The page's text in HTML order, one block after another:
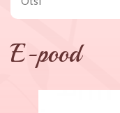
E-pood